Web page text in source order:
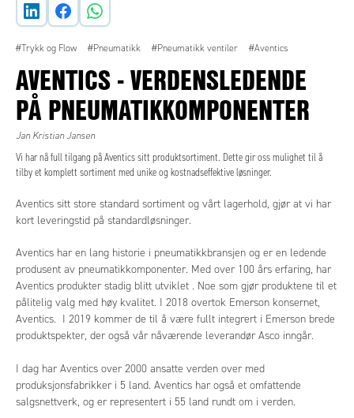
#Trykk og Flow #Pneumatikk #Pneumatikk ventiler #Aventics
AVENTICS - VERDENSLEDENDE
PÅ PNEUMATIKKOMPONENTER
Jan Kristian Jansen
Vi har nå full tilgang på Aventics sitt produktsortiment. Dette gir oss mulighet til å
tilby et komplett sortiment med unike og kostnadseffektive løsninger.
Aventics sitt store standard sortiment og vårt lagerhold, gjør at vi har
kort leveringstid på standardløsninger.
Aventics har en lang historie i pneumatikkbransjen og er en ledende
produsent av pneumatikkomponenter. Med over 100 års erfaring, har
Aventics produkter stadig blitt utviklet . Noe som gjør produktene til et
pålitelig valg med høy kvalitet. I 2018 overtok Emerson konsernet,
Aventics. I 2019 kommer de til å være fullt integrert i Emerson brede
produktspekter, der også vår nåværende leverandør Asco inngår.
I dag har Aventics over 2000 ansatte verden over med
produksjonsfabrikker i 5 land. Aventics har også et omfattende
salgsnettverk, og er representert i 55 land rundt om i verden.